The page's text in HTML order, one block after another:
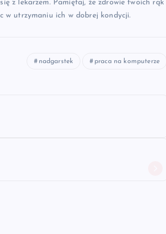
z lekarzem. Pamiętaj, że zdrowie twoich rąk
w utrzymaniu ich w dobrej kondycji.
nadgarstek praca na komputerze